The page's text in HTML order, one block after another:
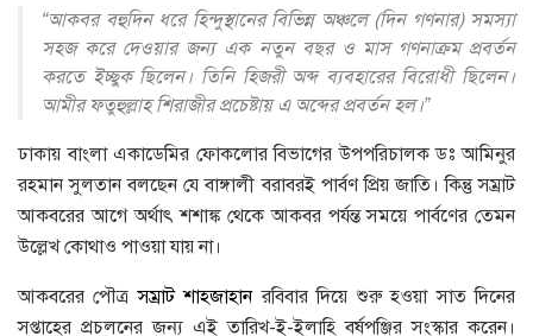
“আকবর বহুদিন ধরে হিন্দুস্থানের বিভিন্ন অঞ্চলে (দিন গণনার) সমস্যা
সহজ করে দেওয়ার জন্য এক নতুন বছর ও মাস গণনাক্রম প্রবর্তন
করতে ইচ্ছুক ছিলেন। তিনি হিজরী অব্দ ব্যবহারের বিরোধী ছিলেন।
আমীর ফতুহুল্লাহ শিরাজীর প্রচেষ্টায় এ অব্দের প্রবর্তন হল।”
ঢাকায় বাংলা একাডেমির ফোকলোর বিভাগের উপপরিচালক ডঃ আমিনুর
রহমান সুলতান বলছেন যে বাঙ্গালী বরাবরই পার্বণ প্রিয় জাতি। কিন্তু সম্রাট
আকবরের আগে অর্থাৎ শশাঙ্ক থেকে আকবর পর্যন্ত সময়ে পার্বণের তেমন
উল্লেখ কোথাও পাওয়া যায় না।
আকবরের পৌত্রসম্রাট শাহজাহানরবিবার দিয়ে শুরু হওয়া সাত দিনের
সপ্তাহের প্রচলনের জন্য এই তারিখ-ই-ইলাহি বর্ষপঞ্জির সংস্কার করেন।